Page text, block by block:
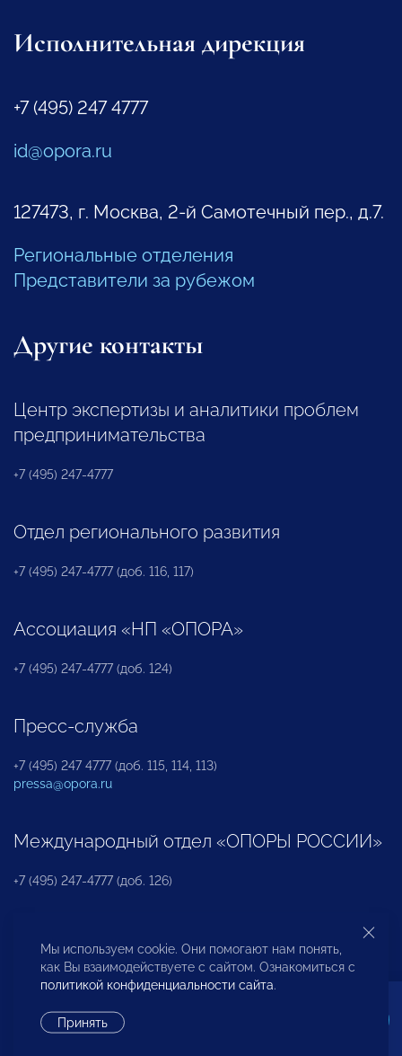
Исполнительная дирекция
+7 (495) 247 4777
id@opora.ru
127473, г. Москва, 2-й Самотечный пер., д.7.
Региональные отделения
Представители за рубежом
Другие контакты
Центр экспертизы и аналитики проблем
предпринимательства
+7 (495) 247-4777
Отдел регионального развития
+7 (495) 247-4777 (доб. 116, 117)
Ассоциация «НП «ОПОРА»
+7 (495) 247-4777 (доб. 124)
Пресс-служба
+7 (495) 247 4777 (доб. 115, 114, 113)
pressa@opora.ru
Международный отдел «ОПОРЫ РОССИИ»
+7 (495) 247-4777 (доб. 126)
Бюро по защите прав предпринимателей и
инвесторов
Мы используем cookie. Они помогают нам понять,
как Вы взаимодействуете с сайтом. Ознакомиться с
политикой конфиденциальности сайта.
Принять